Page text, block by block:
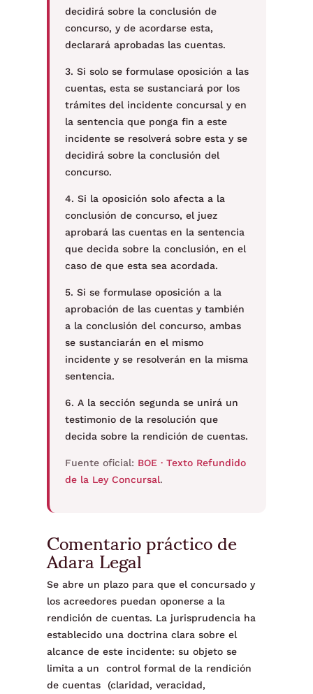
decidirá sobre la conclusión de
concurso, y de acordarse esta,
declarará aprobadas las cuentas.
3. Si solo se formulase oposición a las
cuentas, esta se sustanciará por los
trámites del incidente concursal y en
la sentencia que ponga fin a este
incidente se resolverá sobre esta y se
decidirá sobre la conclusión del
concurso.
4. Si la oposición solo afecta a la
conclusión de concurso, el juez
aprobará las cuentas en la sentencia
que decida sobre la conclusión, en el
caso de que esta sea acordada.
5. Si se formulase oposición a la
aprobación de las cuentas y también
a la conclusión del concurso, ambas
se sustanciarán en el mismo
incidente y se resolverán en la misma
sentencia.
6. A la sección segunda se unirá un
testimonio de la resolución que
decida sobre la rendición de cuentas.
Fuente oficial: BOE · Texto Refundido
de la Ley Concursal.
Comentario práctico de
Adara Legal
Se abre un plazo para que el concursado y
los acreedores puedan oponerse a la
rendición de cuentas. La jurisprudencia ha
establecido una doctrina clara sobre el
alcance de este incidente: su objeto se
limita a un control formal de la rendición
de cuentas (claridad, veracidad,